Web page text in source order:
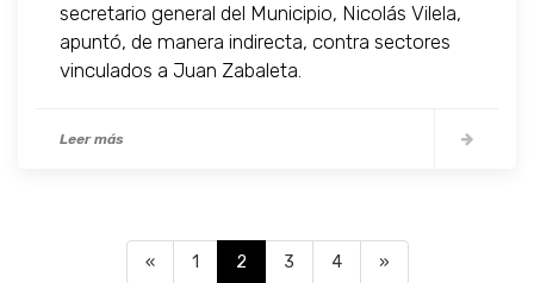
secretario general del Municipio, Nicolás Vilela,
apuntó, de manera indirecta, contra sectores
vinculados a Juan Zabaleta.
Leer más
« 1 2 3 4 »